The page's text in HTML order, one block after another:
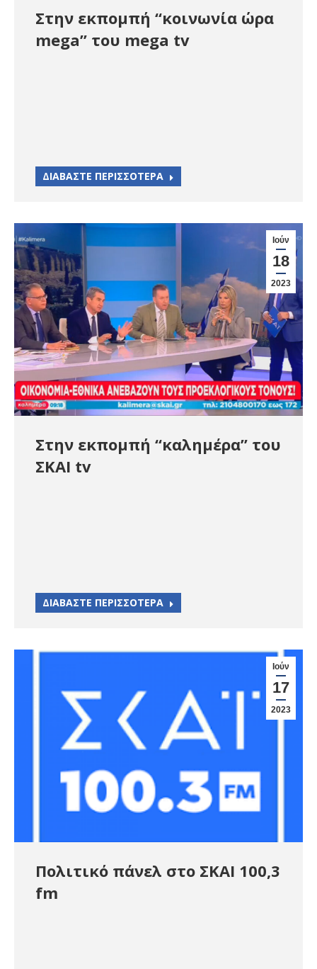
Στην εκπομπή “κοινωνία ώρα
mega” του mega tv
ΔΙΑΒΑΣΤΕ ΠΕΡΙΣΣΟΤΕΡΑ
Ιούν
18
2023
Στην εκπομπή “καλημέρα” του
ΣΚΑΙ tv
ΔΙΑΒΑΣΤΕ ΠΕΡΙΣΣΟΤΕΡΑ
Ιούν
17
2023
Πολιτικό πάνελ στο ΣΚΑΙ 100,3
fm